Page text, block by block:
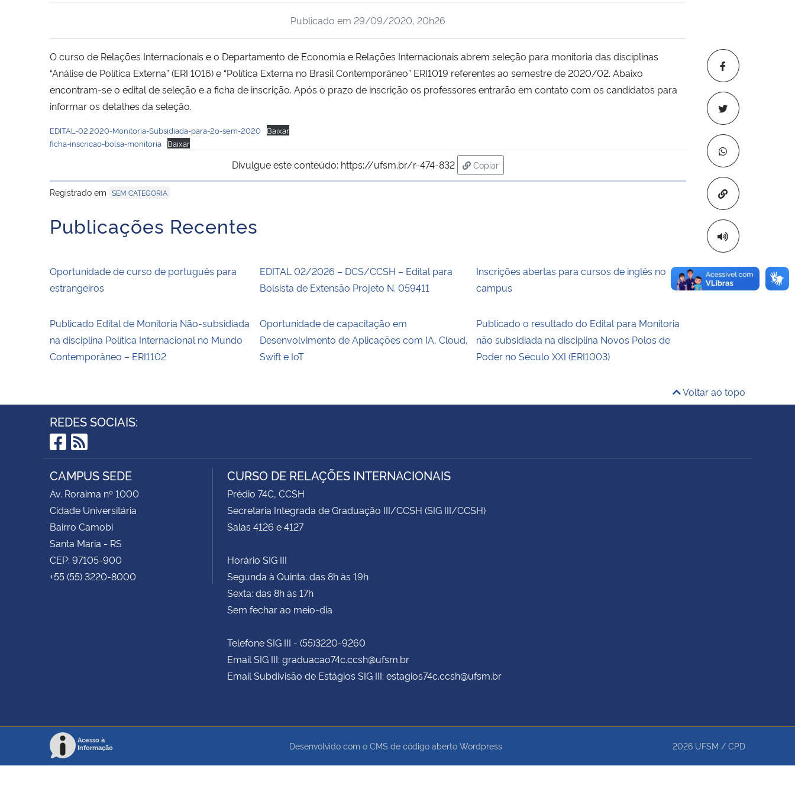
Copiar para
Publicado em 29/09/2020, 20h26
O curso de Relações Internacionais e o Departamento de Economia e Relações Internacionais abrem seleção para monitoria das disciplinas
“Análise de Política Externa” (ERI 1016) e “Política Externa no Brasil Contemporâneo” ERI1019 referentes ao semestre de 2020/02. Abaixo
encontram-se o edital de seleção e a ficha de inscrição. Após o prazo de inscrição os professores entrarão em contato com os candidatos para
informar os detalhes da seleção.
EDITAL-02.2020-Monitoria-Subsidiada-para-2o-sem-2020
Baixar
ficha-inscricao-bolsa-monitoria
Baixar
Divulgue este conteúdo: https://ufsm.br/r-474-832
Copiar
para área de transferência
Registrado em SEM CATEGORIA
Publicações Recentes
Oportunidade de curso de português para
estrangeiros
EDITAL 02/2026 – DCS/CCSH – Edital para
Bolsista de Extensão Projeto N. 059411
Inscrições abertas para cursos de inglês no
campus
Publicado Edital de Monitoria Não-subsidiada
na disciplina Política Internacional no Mundo
Contemporâneo – ERI1102
Oportunidade de capacitação em
Desenvolvimento de Aplicações com IA, Cloud,
Swift e IoT
Publicado o resultado do Edital para Monitoria
não subsidiada na disciplina Novos Polos de
Poder no Século XXI (ERI1003)
Voltar ao topo
REDES SOCIAIS:
Facebook
RSS
CAMPUS SEDE
Av. Roraima nº 1000
Cidade Universitária
Bairro Camobi
Santa Maria - RS
CEP: 97105-900
+55 (55) 3220-8000
CURSO DE RELAÇÕES INTERNACIONAIS
Prédio 74C, CCSH
Secretaria Integrada de Graduação III/CCSH (SIG III/CCSH)
Salas 4126 e 4127
Horário SIG III
Segunda à Quinta: das 8h às 19h
Sexta: das 8h às 17h
Sem fechar ao meio-dia
Telefone SIG III - (55)3220-9260
Email SIG III: graduacao74c.ccsh@ufsm.br
Email Subdivisão de Estágios SIG III: estagios74c.ccsh@ufsm.br
Acesso à
Informação
Desenvolvido com o CMS de código aberto Wordpress 2026 UFSM / CPD